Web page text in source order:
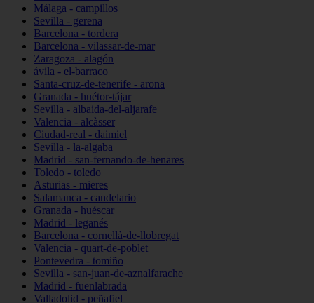
Málaga - campillos
Sevilla - gerena
Barcelona - tordera
Barcelona - vilassar-de-mar
Zaragoza - alagón
ávila - el-barraco
Santa-cruz-de-tenerife - arona
Granada - huétor-tájar
Sevilla - albaida-del-aljarafe
Valencia - alcàsser
Ciudad-real - daimiel
Sevilla - la-algaba
Madrid - san-fernando-de-henares
Toledo - toledo
Asturias - mieres
Salamanca - candelario
Granada - huéscar
Madrid - leganés
Barcelona - cornellà-de-llobregat
Valencia - quart-de-poblet
Pontevedra - tomiño
Sevilla - san-juan-de-aznalfarache
Madrid - fuenlabrada
Valladolid - peñafiel